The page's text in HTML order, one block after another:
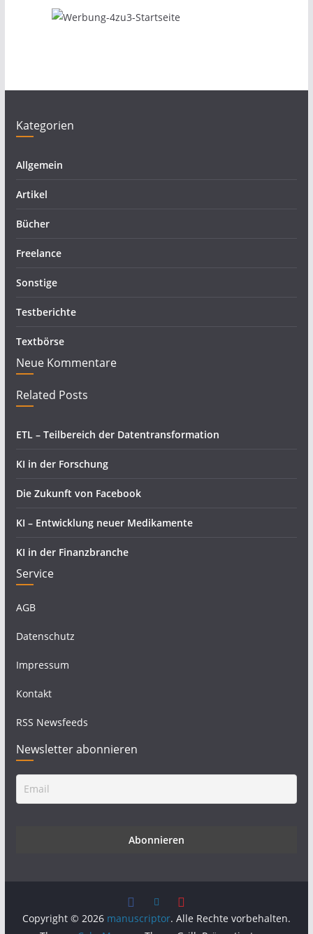
Kategorien
Allgemein
Artikel
Bücher
Freelance
Sonstige
Testberichte
Textbörse
Neue Kommentare
Related Posts
ETL – Teilbereich der Datentransformation
KI in der Forschung
Die Zukunft von Facebook
KI – Entwicklung neuer Medikamente
KI in der Finanzbranche
Service
AGB
Datenschutz
Impressum
Kontakt
RSS Newsfeeds
Newsletter abonnieren
Copyright © 2026 manuscriptor. Alle Rechte vorbehalten.